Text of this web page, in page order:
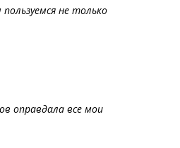
не только
оправдала все мои